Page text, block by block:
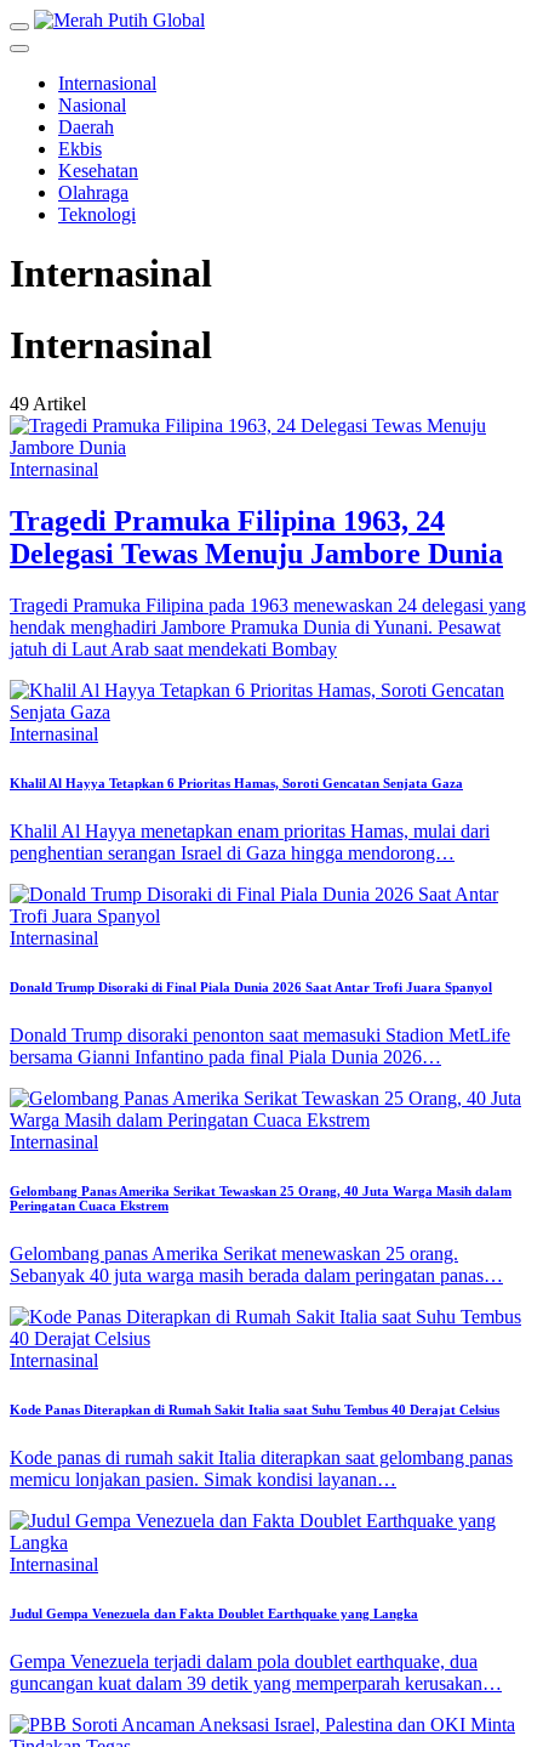
Internasional
Nasional
Daerah
Ekbis
Kesehatan
Olahraga
Teknologi
Internasinal
Internasinal
49 Artikel
Internasinal
Tragedi Pramuka Filipina 1963, 24
Delegasi Tewas Menuju Jambore Dunia
Tragedi Pramuka Filipina pada 1963 menewaskan 24 delegasi yang
hendak menghadiri Jambore Pramuka Dunia di Yunani. Pesawat
jatuh di Laut Arab saat mendekati Bombay
Internasinal
Khalil Al Hayya Tetapkan 6 Prioritas Hamas, Soroti Gencatan Senjata Gaza
Khalil Al Hayya menetapkan enam prioritas Hamas, mulai dari
penghentian serangan Israel di Gaza hingga mendorong…
Internasinal
Donald Trump Disoraki di Final Piala Dunia 2026 Saat Antar Trofi Juara Spanyol
Donald Trump disoraki penonton saat memasuki Stadion MetLife
bersama Gianni Infantino pada final Piala Dunia 2026…
Internasinal
Gelombang Panas Amerika Serikat Tewaskan 25 Orang, 40 Juta Warga Masih dalam
Peringatan Cuaca Ekstrem
Gelombang panas Amerika Serikat menewaskan 25 orang.
Sebanyak 40 juta warga masih berada dalam peringatan panas…
Internasinal
Kode Panas Diterapkan di Rumah Sakit Italia saat Suhu Tembus 40 Derajat Celsius
Kode panas di rumah sakit Italia diterapkan saat gelombang panas
memicu lonjakan pasien. Simak kondisi layanan…
Internasinal
Judul Gempa Venezuela dan Fakta Doublet Earthquake yang Langka
Gempa Venezuela terjadi dalam pola doublet earthquake, dua
guncangan kuat dalam 39 detik yang memperparah kerusakan…